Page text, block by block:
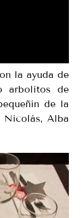
la ayuda de
arbolitos de
de la
Nicolás, Alba